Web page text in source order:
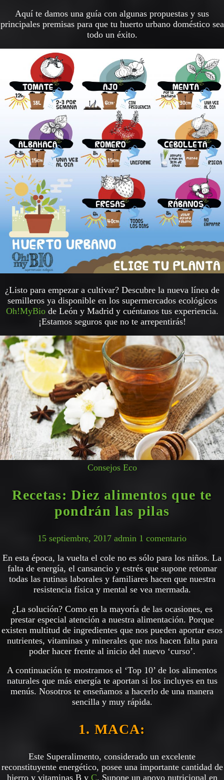
Aquí te damos una guía con algunas propuestas y sus
principales premisas para que tu huerto urbano doméstico sea
todo un éxito.
¿Listo para empezar a cultivar? Descubre la nueva línea de
semilleros ya disponible en los supermercados ecológicos
Oh!MyBiode León y Madrid y cuéntanos tus experiencia.
¡Estamos seguros que no te arrepentirás!
Consejos Eco
Recetas: Diez alimentos que te
pondrán las pilas
15 septiembre, 2017 admin 1 comentario
En esta época, la vuelta el cole no es sólo para los niños. La
falta de energía, el cansancio y estrés que supone retomar
todas las rutinas laborales y familiares hacen que nuestra
resistencia física y mental se vea mermada.
¿La solución? Como en la mayoría de las ocasiones, es
prestar especial atención a nuestra alimentación. Porque
existen multitud de ingredientes que nos pueden aportar esos
nutrientes, vitaminas y minerales que nos hacen falta para
poder hacer frente al inicio del nuevo ‘curso’.
A continuación te mostramos el ‘Top 10’ de los alimentos
naturales que más energía te aportan si los incluyes en tus
menús. Nosotros te enseñamos a hacerlo de una manera
sencilla y muy rápida.
1. MACA:
Este Superalimento, considerado un excelente
reconstituyente energético, posee una importante cantidad de
hierro y vitaminas B y C. Supone un apoyo nutricional en